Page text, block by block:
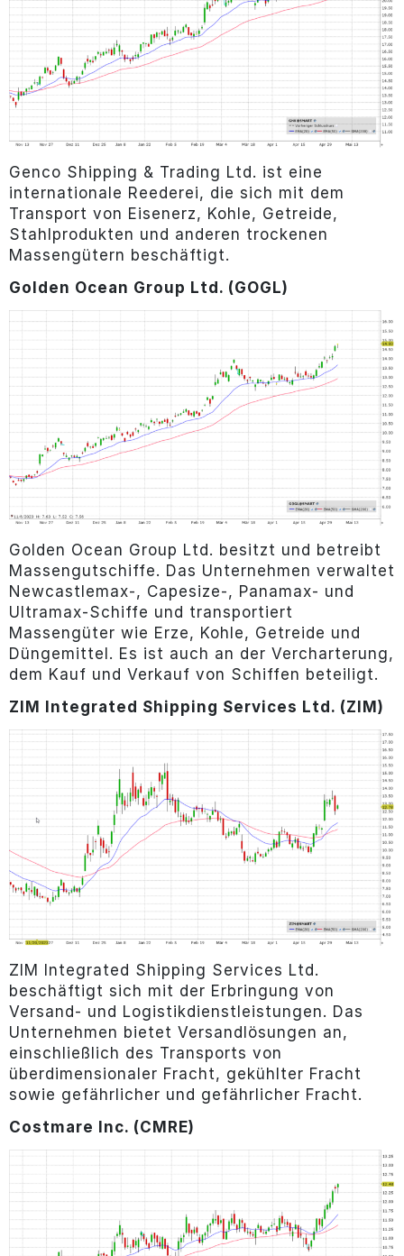
Genco Shipping & Trading Ltd. ist eine
internationale Reederei, die sich mit dem
Transport von Eisenerz, Kohle, Getreide,
Stahlprodukten und anderen trockenen
Massengütern beschäftigt.
Golden Ocean Group Ltd. (GOGL)
Golden Ocean Group Ltd. besitzt und betreibt
Massengutschiffe. Das Unternehmen verwaltet
Newcastlemax-, Capesize-, Panamax- und
Ultramax-Schiffe und transportiert
Massengüter wie Erze, Kohle, Getreide und
Düngemittel. Es ist auch an der Vercharterung,
dem Kauf und Verkauf von Schiffen beteiligt.
ZIM Integrated Shipping Services Ltd. (ZIM)
ZIM Integrated Shipping Services Ltd.
beschäftigt sich mit der Erbringung von
Versand- und Logistikdienstleistungen. Das
Unternehmen bietet Versandlösungen an,
einschließlich des Transports von
überdimensionaler Fracht, gekühlter Fracht
sowie gefährlicher und gefährlicher Fracht.
Costmare Inc. (CMRE)